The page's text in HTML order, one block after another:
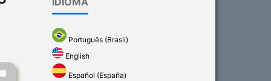
Português (Brasil)
English
Español (España)